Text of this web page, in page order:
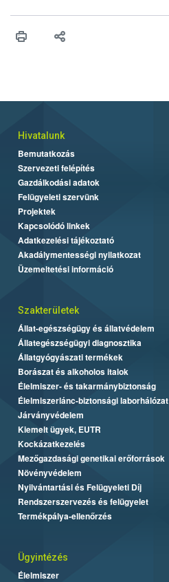
Hivatalunk
Bemutatkozás
Szervezeti felépítés
Gazdálkodási adatok
Felügyeleti szervünk
Projektek
Kapcsolódó linkek
Adatkezelési tájékoztató
Akadálymentességi nyilatkozat
Üzemeltetési információ
Szakterületek
Állat-egészségügy és állatvédelem
Állategészségügyi diagnosztika
Állatgyógyászati termékek
Borászat és alkoholos italok
Élelmiszer- és takarmánybiztonság
Élelmiszerlánc-biztonsági laborhálózat
Járványvédelem
Kiemelt ügyek, EUTR
Kockázatkezelés
Mezőgazdasági genetikai erőforrások
Növényvédelem
Nyilvántartási és Felügyeleti Díj
Rendszerszervezés és felügyelet
Termékpálya-ellenőrzés
Ügyintézés
Élelmiszer